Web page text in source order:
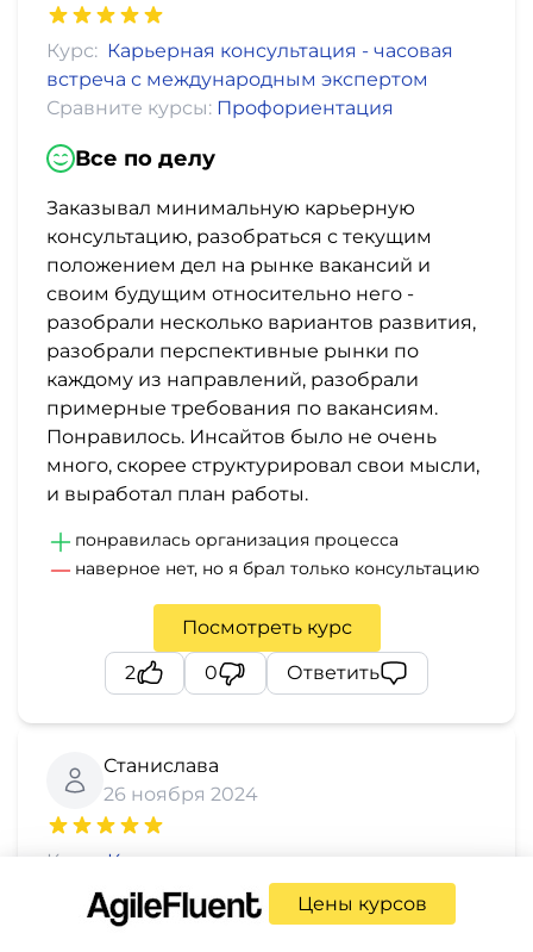
Курс: Карьерная консультация - часовая
встреча с международным экспертом
Сравните курсы: Профориентация
Все по делу
Заказывал минимальную карьерную
консультацию, разобраться с текущим
положением дел на рынке вакансий и
своим будущим относительно него -
разобрали несколько вариантов развития,
разобрали перспективные рынки по
каждому из направлений, разобрали
примерные требования по вакансиям.
Понравилось. Инсайтов было не очень
много, скорее структурировал свои мысли,
и выработал план работы.
понравилась организация процесса
наверное нет, но я брал только консультацию
Посмотреть курс
2
0 Ответить
Станислава
26 ноября 2024
Курс: Карьерная консультация - часовая
встреча с международным экспертом
Сравните курсы:Профориентация
Цены курсов